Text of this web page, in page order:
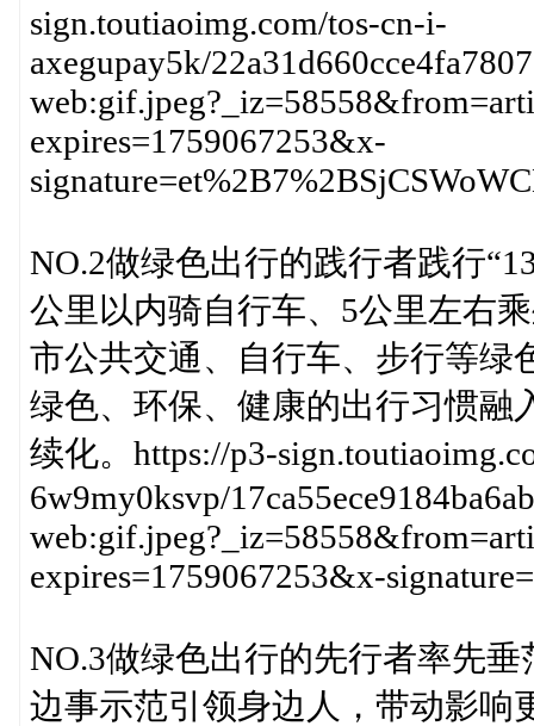
sign.toutiaoimg.com/tos-cn-i-
axegupay5k/
expires=1759067253&x-
NO.2做绿色出行的践行者践行
公里以内骑自行车、5公里左右
市公共交通、自行车、步行等绿
绿色、环保、健康的出行习惯融
续化。https://p3-
6w9my0ksvp/
expires=1759067253&x-
NO.3做绿色出行的先行者率先
边事示范引领身边人，带动影响